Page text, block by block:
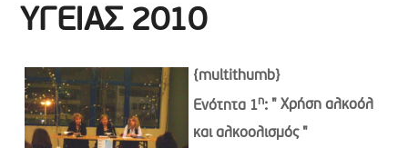
ΥΓΕΙΑΣ 2010
{multithumb}
Ενότητα 1η: " Χρήση αλκοόλ
και αλκοολισμός "